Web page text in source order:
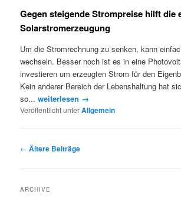
Gegen steigende Strompreise hilft die
Solarstromerzeugung
Um die Stromrechnung zu senken, kann
wechseln. Besser noch ist es in eine
investieren um erzeugten Strom für den
Kein anderer Bereich der Lebenshaltung hat
so...weiterlesen →
Veröffentlicht unterAllgemein
Artikelnavigation
← Ältere Beiträge
ARCHIVE